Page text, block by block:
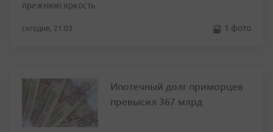
прежнюю яркость
сегодня, 21:03 1 фото
Ипотечный долг приморцев
превысил 367 млрд